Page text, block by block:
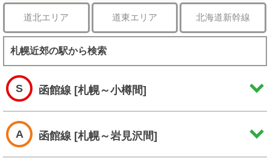
道北エリア 道東エリア 北海道新幹線
札幌近郊の駅から検索
S 函館線 [札幌～小樽間]
A 函館線 [札幌～岩見沢間]